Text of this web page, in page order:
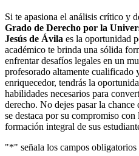
Si te apasiona el análisis crítico y
Grado de Derecho por la
Jesús de Ávila es la oportunidad
académico te brinda una sólida
enfrentar desafíos legales en un
profesorado altamente cualificado
enriquecedor, tendrás la
habilidades necesarios para
derecho. No dejes pasar la
se destaca por su compromiso
formación integral de sus
"*" señala los campos obligatorios